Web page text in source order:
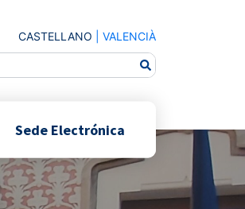
CASTELLANO VALENCIÀ
Sede Electrónica